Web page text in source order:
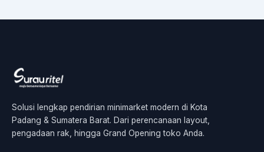
Solusi lengkap pendirian minimarket modern di Kota
Padang & Sumatera Barat. Dari perencanaan layout,
pengadaan rak, hingga Grand Opening toko Anda.